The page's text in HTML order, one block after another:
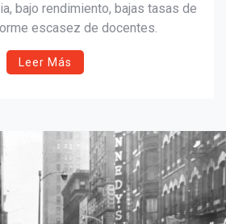
bajo rendimiento, bajas tasas de
escasez de docentes.
Leer Más